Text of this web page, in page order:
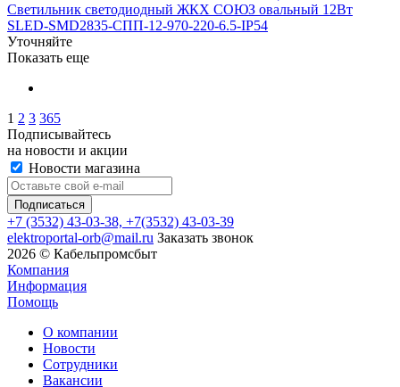
Светильник светодиодный ЖКХ СОЮЗ овальный 12Вт
SLED-SMD2835-СПП-12-970-220-6.5-IP54
Уточняйте
Показать еще
1 2 3 365
Подписывайтесь
на новости и акции
Новости магазина
+7 (3532) 43-03-38, +7(3532) 43-03-39
elektroportal-orb@mail.ru Заказать звонок
2026 © Кабельпромсбыт
Компания
Информация
Помощь
О компании
Новости
Сотрудники
Вакансии